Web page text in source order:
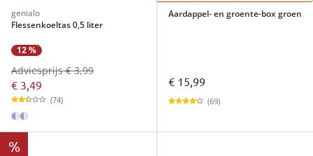
genialo
Flessenkoeltas 0,5 liter
12 %
€ 3,49
Adviesprijs € 3,99
(74)
Aardappel- en groente-box groen
€ 15,99
(69)
%